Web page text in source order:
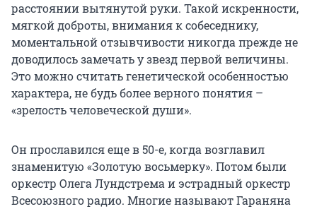
расстоянии вытянутой руки. Такой искренности,
мягкой доброты, внимания к собеседнику,
моментальной отзывчивости никогда прежде не
доводилось замечать у звезд первой величины.
Это можно считать генетической особенностью
характера, не будь более верного понятия –
«зрелость человеческой души».
Он прославился еще в 50-е, когда возглавил
знаменитую «Золотую восьмерку». Потом были
оркестр Олега Лундстрема и эстрадный оркестр
Всесоюзного радио. Многие называют Гараняна